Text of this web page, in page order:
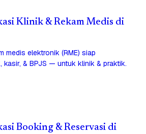
Klinik & Rekam Medis di
medis elektronik (RME) siap
kasir, & BPJS — untuk klinik & praktik.
Booking & Reservasi di